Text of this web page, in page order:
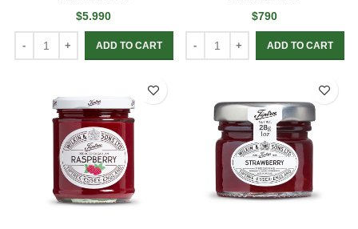
$5.990
ADD TO CART
$790
ADD TO CART